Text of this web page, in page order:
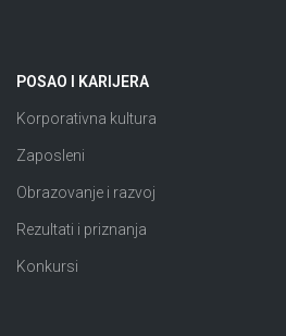
POSAO I KARIJERA
Korporativna kultura
Zaposleni
Obrazovanje i razvoj
Rezultati i priznanja
Konkursi